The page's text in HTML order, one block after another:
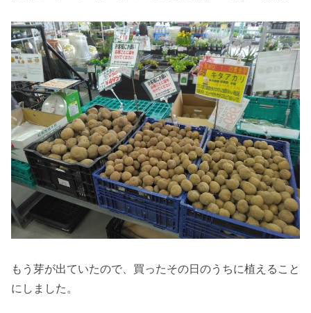
もう芽が出ていたので、買ったその日のうちに植えること
にしました。